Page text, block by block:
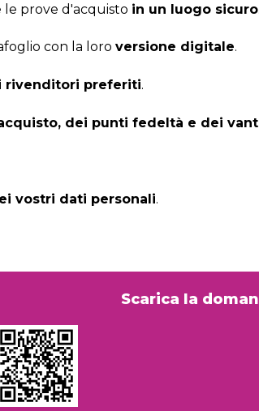
le prove d'acquisto in un luogo sicuro.
con la loro versione digitale.
rivenditori preferiti.
dei punti fedeltà e dei
vostri dati personali.
Scarica la